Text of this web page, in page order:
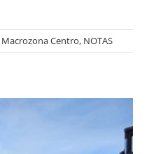
Macrozona Centro, NOTAS